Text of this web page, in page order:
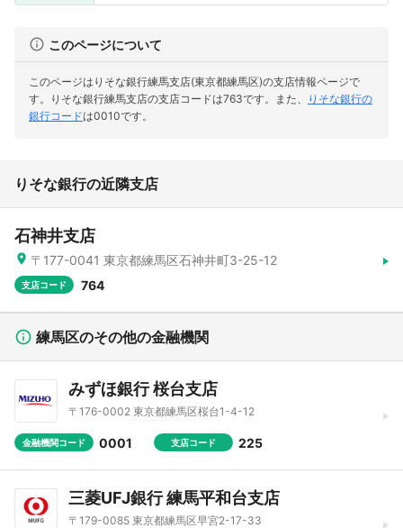
このページについて
このページはりそな銀行練馬支店(東京都練馬区)の支店情報ページで
す。
りそな銀行練馬支店の支店コードは763です。 また、
りそな銀行の
銀行コードは0010です。
りそな銀行の近隣支店
石神井支店
〒177-0041 東京都練馬区石神井町3-25-12
支店コード 764
練馬区のその他の金融機関
みずほ銀行 桜台支店
〒176-0002 東京都練馬区桜台1-4-12
金融機関コード 0001 支店コード 225
三菱UFJ銀行 練馬平和台支店
〒179-0085 東京都練馬区早宮2-17-33